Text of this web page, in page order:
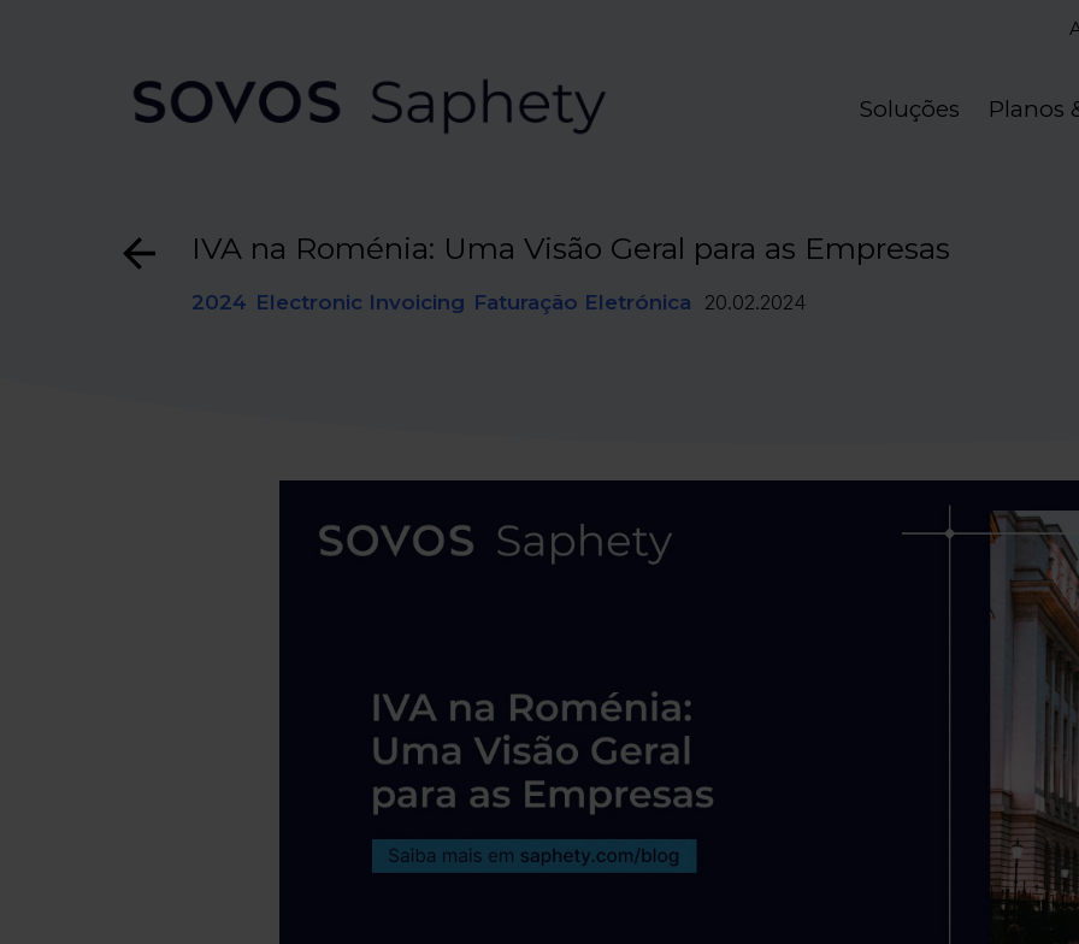
Soluções Planos
IVA na Roménia: Uma Visão Geral para as Empresas
2024 Electronic Invoicing Faturação Eletrónica 20.02.2024